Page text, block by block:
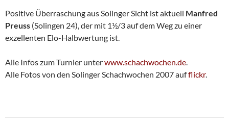
Positive Überraschung aus Solinger Sicht ist aktuell Manfred
Preuss (Solingen 24), der mit 1½/3 auf dem Weg zu einer
exzellenten Elo-Halbwertung ist.
Alle Infos zum Turnier unterwww.schachwochen.de.
Alle Fotos von den Solinger Schachwochen 2007 aufflickr.